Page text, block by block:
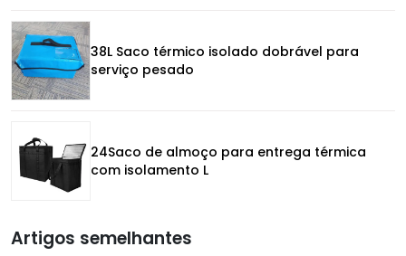
38L Saco térmico isolado dobrável para
serviço pesado
24Saco de almoço para entrega térmica
com isolamento L
Artigos semelhantes